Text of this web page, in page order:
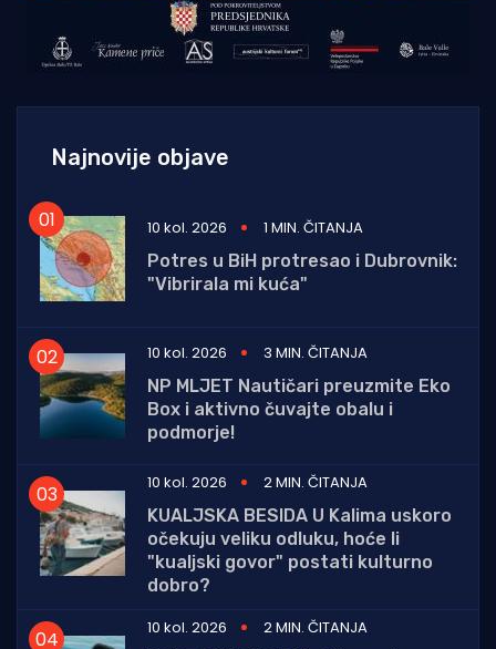
Najnovije objave
10 kol. 2026
1 MIN. ČITANJA
Potres u BiH protresao i Dubrovnik:
"Vibrirala mi kuća"
10 kol. 2026
3 MIN. ČITANJA
NP MLJET Nautičari preuzmite Eko
Box i aktivno čuvajte obalu i
podmorje!
10 kol. 2026
2 MIN. ČITANJA
KUALJSKA BESIDA U Kalima uskoro
očekuju veliku odluku, hoće li
"kualjski govor" postati kulturno
dobro?
10 kol. 2026
2 MIN. ČITANJA